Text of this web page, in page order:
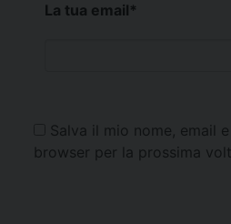
La tua email*
Salva il mio nome, email
browser per la prossima